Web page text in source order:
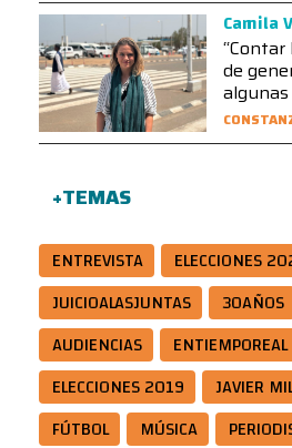
Camila
de
algunas
+TEMAS
ENTREVISTA ELECCIONES
JUICIOALASJUNTAS
30AÑOS
AUDIENCIAS
ENTIEMPOREAL
ELECCIONES 2019
JAVIER
FÚTBOL
MÚSICA